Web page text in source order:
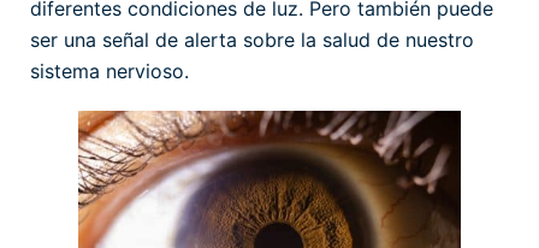
diferentes condiciones de luz. Pero también puede
ser una señal de alerta sobre la salud de nuestro
sistema nervioso.